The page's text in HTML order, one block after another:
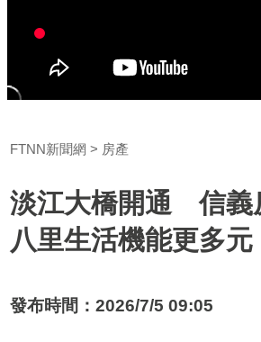
FTNN新聞網 房產
淡江大橋開通 信義
八里生活機能更多元
發布時間：2026/7/5 09:05